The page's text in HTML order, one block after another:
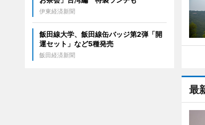
最
伊東経済新聞
飯田線大学、飯田線缶バッジ第2弾「開
運セット」など5種発売
飯田経済新聞